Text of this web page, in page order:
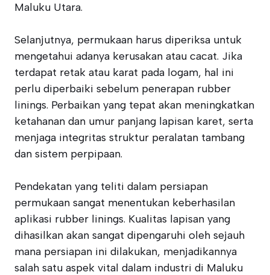
Maluku Utara.
Selanjutnya, permukaan harus diperiksa untuk
mengetahui adanya kerusakan atau cacat. Jika
terdapat retak atau karat pada logam, hal ini
perlu diperbaiki sebelum penerapan rubber
linings. Perbaikan yang tepat akan meningkatkan
ketahanan dan umur panjang lapisan karet, serta
menjaga integritas struktur peralatan tambang
dan sistem perpipaan.
Pendekatan yang teliti dalam persiapan
permukaan sangat menentukan keberhasilan
aplikasi rubber linings. Kualitas lapisan yang
dihasilkan akan sangat dipengaruhi oleh sejauh
mana persiapan ini dilakukan, menjadikannya
salah satu aspek vital dalam industri di Maluku